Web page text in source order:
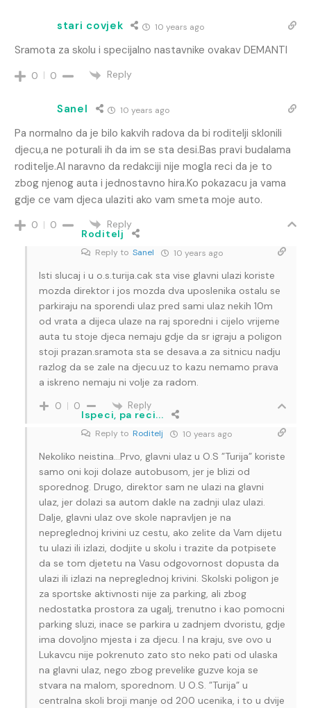
stari covjek 10 years ago
Sramota za skolu i specijalno nastavnike ovakav DEMANTI
0 0 Reply
Sanel 10 years ago
Pa normalno da je bilo kakvih radova da bi roditelji sklonili
djecu,a ne poturali ih da im se sta desi.Bas pravi budalama
roditelje.Al naravno da redakciji nije mogla reci da je to
zbog njenog auta i jednostavno hira.Ko pokazacu ja vama
gdje ce vam djeca ulaziti ako vam smeta moje auto.
0 0
Reply
Roditelj
Reply to Sanel 10 years ago
Isti slucaj i u o.s.turija.cak sta vise glavni ulazi koriste
mozda direktor i jos mozda dva uposlenika ostalu se
parkiraju na sporendi ulaz pred sami ulaz nekih 10m
od vrata a dijeca ulaze na raj sporedni i cijelo vrijeme
auta tu stoje djeca nemaju gdje da sr igraju a poligon
stoji prazan.sramota sta se desava.a za sitnicu nadju
razlog da se zale na djecu.uz to kazu nemamo prava
a iskreno nemaju ni volje za radom.
0 0 Reply
Ispeci, pa reci...
Reply to Roditelj 10 years ago
Nekoliko neistina…Prvo, glavni ulaz u O.S ”Turija” koriste
samo oni koji dolaze autobusom, jer je blizi od
sporednog. Drugo, direktor sam ne ulazi na glavni
ulaz, jer dolazi sa autom dakle na zadnji ulaz ulazi.
Dalje, glavni ulaz ove skole napravljen je na
nepreglednoj krivini uz cestu, ako zelite da Vam dijetu
tu ulazi ili izlazi, dodjite u skolu i trazite da potpisete
da se tom djetetu na Vasu odgovornost dopusta da
ulazi ili izlazi na nepreglednoj krivini. Skolski poligon je
za sportske aktivnosti nije za parking, ali zbog
nedostatka prostora za ugalj, trenutno i kao pomocni
parking sluzi, inace se parkira u zadnjem dvoristu, gdje
ima dovoljno mjesta i za djecu. I na kraju, sve ovo u
Lukavcu nije pokrenuto zato sto neko pati od ulaska
na glavni ulaz, nego zbog prevelike guzve koja se
stvara na malom, sporednom. U O.S. ”Turija” u
centralna skoli broji manje od 200 ucenika, i to u dvije